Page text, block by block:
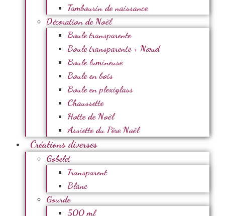
Tambourin de naissance
Décoration de Noël
Boule transparente
Boule transparente + Nœud
Boule lumineuse
Boule en bois
Boule en plexiglass
Chaussette
Hotte de Noël
Assiette du Père Noël
Créations diverses
Gobelet
Transparent
Blanc
Gourde
500 ml